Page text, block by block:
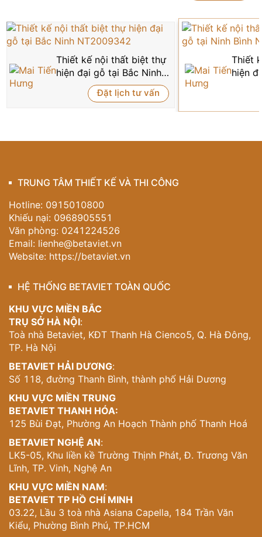
NT2009288
Từng vật liệu trong căn phòng đều được tuyển chọn kỹ
lưỡng, sử dụng những chất liệu xa xỉ bậc nhất: đá tự
nhiên marble vân lớn phủ sàn và ốp tường, kim loại mạ
vàng nơi tay vịn và chân bàn, cùng gỗ óc chó xử lý kỹ
thuật cao, thể hiện trình độ thi công tinh xảo và tính toán
kỹ lưỡng về mặt mỹ học. Tổng thể không gian được tổ
chức khéo léo theo bố cục đối xứng, tôn vinh vẻ đẹp cân
bằng – yếu tố đặc trưng của phong cách luxury hiện đại.
Bộ sofa chữ U bọc da cao cấp tông ghi đậm, kết hợp
cùng gối tựa phối hoạ tiết hài hoà, tạo điểm tựa êm ái và
tinh tế cho người sử dụng. Bàn trà dạng khối vuông bằng
đá nguyên khối đặt giữa trung tâm, vừa là điểm nhấn vừa
mang lại cảm giác vững chãi, ổn định. Mảng tường trung
tâm phía đối diện là nơi bố trí lò sưởi điện kết hợp kệ
trang trí âm tường – giải pháp thông minh mang đến
chiều sâu thị giác và tăng tính tiện nghi cho không gian
sinh hoạt chung.
Từng chi tiết nhỏ như hệ thống đèn âm trần, tường ốp
Thiết kế nội thất biệt thự
hiện đại gỗ tại Bắc Ninh
NT2009342
Đặt lịch tư vấn
Thiết
hiện
TRUNG TÂM THIẾT KẾ VÀ THI CÔNG
Hotline: 0915010800
Khiếu nại: 0968905551
Văn phòng: 0241224526
Email: lienhe@betaviet.vn
Website: https://betaviet.vn
HỆ THỐNG BETAVIET TOÀN QUỐC
KHU VỰC MIỀN BẮC
TRỤ SỞ HÀ NỘI:
Toà nhà Betaviet, KĐT Thanh Hà Cienco5, Q. Hà Đông,
TP. Hà Nội
BETAVIET HẢI DƯƠNG:
Số 118, đường Thanh Bình, thành phố Hải Dương
KHU VỰC MIỀN TRUNG
BETAVIET THANH HÓA:
125 Bùi Đạt, Phường An Hoạch Thành phố Thanh Hoá
BETAVIET NGHỆ AN:
LK5-05, Khu liền kề Trường Thịnh Phát, Đ. Trương Văn
Lĩnh, TP. Vinh, Nghệ An
KHU VỰC MIỀN NAM:
BETAVIET TP HỒ CHÍ MINH
03.22, Lầu 3 toà nhà Asiana Capella, 184 Trần Văn
Kiểu, Phường Bình Phú, TP.HCM